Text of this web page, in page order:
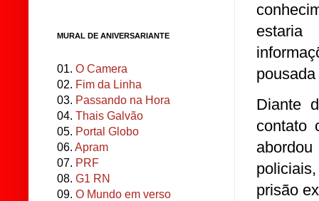
Diante
contato
prisão
MURAL DE ANIVERSARIANTE
01. O Camera
02. Fim da Linha
03. Passando na Hora
04. Thais Galvão
05. Portal Globo
06. Apram
07. PRF
08. G1 RN
09. O Mundo em verso